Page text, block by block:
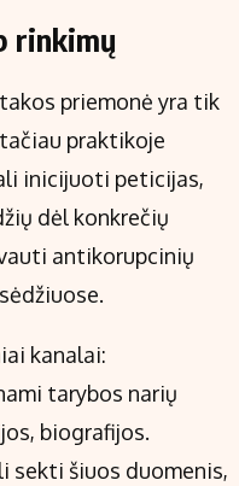
rinkimų
priemonė yra tik
praktikoje
inicijuoti peticijas,
dėl konkrečių
antikorupcinių
kanalai:
tarybos narių
biografijos.
sekti šiuos duomenis,